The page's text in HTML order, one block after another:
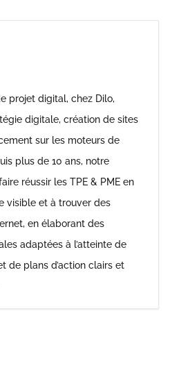
projet digital, chez Dilo,
digitale, création de sites
sur les moteurs de
plus de 10 ans, notre
réussir les TPE & PME en
visible et à trouver des
en élaborant des
adaptées à l’atteinte de
de plans d’action clairs et